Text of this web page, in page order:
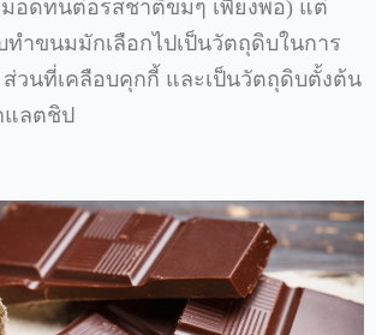
อดทนต่อรสชาติขมๆ เพียงพอ) แต่
ทำขนมมักเลือกไปเป็นวัตถุดิบในการ
ส่วนที่เคลือบคุกกี้ และเป็นวัตถุดิบตั้งต้น
แลตชิป